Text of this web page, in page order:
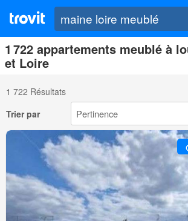
1 722 appartements meublé à
et Loire
1 722 Résultats
Trier par